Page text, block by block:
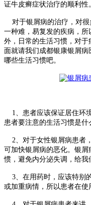
证牛皮癣症状治疗的顺利性
对于银屑病的治疗，对很
一种难，易复发的疾病，
外，日常的生活习惯，对
面就请我们成都银康银屑
哪些生活习惯吧。
1、患者应该保证居住环
患者要注意的生活习惯是什
2、对于女性银屑病患者
可加快银屑病的恶化。银屑
惯，避免内分泌失调，给我
3、在用药时，应该特别
或加重病情，所以患者在使